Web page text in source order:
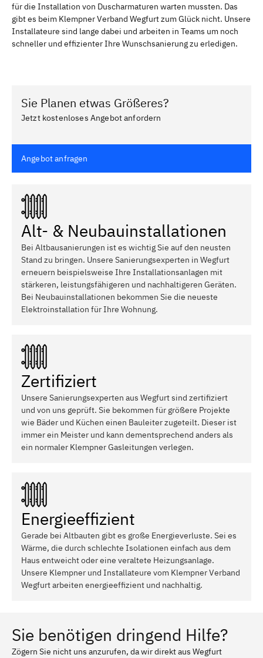
für die Installation von Duscharmaturen warten mussten. Das
gibt es beim Klempner Verband Wegfurt zum Glück nicht. Unsere
Installateure sind lange dabei und arbeiten in Teams um noch
schneller und effizienter Ihre Wunschsanierung zu erledigen.
Sie Planen etwas Größeres?
Jetzt kostenloses Angebot anfordern
Angebot anfragen
Alt- & Neubauinstallationen
Bei Altbausanierungen ist es wichtig Sie auf den neusten
Stand zu bringen. Unsere Sanierungsexperten in Wegfurt
erneuern beispielsweise Ihre Installationsanlagen mit
stärkeren, leistungsfähigeren und nachhaltigeren Geräten.
Bei Neubauinstallationen bekommen Sie die neueste
Elektroinstallation für Ihre Wohnung.
Zertifiziert
Unsere Sanierungsexperten aus Wegfurt sind zertifiziert
und von uns geprüft. Sie bekommen für größere Projekte
wie Bäder und Küchen einen Bauleiter zugeteilt. Dieser ist
immer ein Meister und kann dementsprechend anders als
ein normaler Klempner Gasleitungen verlegen.
Energieeffizient
Gerade bei Altbauten gibt es große Energieverluste. Sei es
Wärme, die durch schlechte Isolationen einfach aus dem
Haus entweicht oder eine veraltete Heizungsanlage.
Unsere Klempner und Installateure vom Klempner Verband
Wegfurt arbeiten energieeffizient und nachhaltig.
Sie benötigen dringend Hilfe?
Zögern Sie nicht uns anzurufen, da wir direkt aus Wegfurt